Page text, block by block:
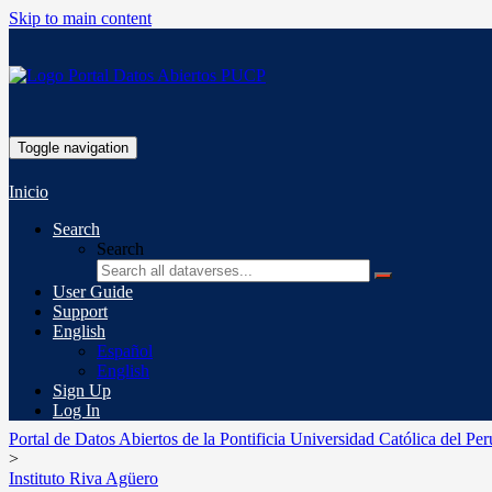
Skip to main content
Toggle navigation
Inicio
Search
Search
User Guide
Support
English
Español
English
Sign Up
Log In
Portal de Datos Abiertos de la Pontificia Universidad Católica del
>
Instituto Riva Agüero